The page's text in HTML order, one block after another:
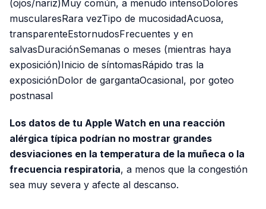
(ojos/nariz)Muy común, a menudo intensoDolores
muscularesRara vezTipo de mucosidadAcuosa,
transparenteEstornudosFrecuentes y en
salvasDuraciónSemanas o meses (mientras haya
exposición)Inicio de síntomasRápido tras la
exposiciónDolor de gargantaOcasional, por goteo
postnasal
Los datos de tu Apple Watch en una reacción
alérgica típica podrían no mostrar grandes
desviaciones en la temperatura de la muñeca o la
frecuencia respiratoria, a menos que la congestión
sea muy severa y afecte al descanso.